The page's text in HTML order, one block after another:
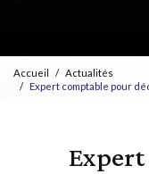
Accueil
Actualités
Expert comptable pour